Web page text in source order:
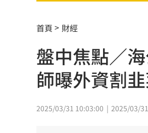
高雄親子遊樂園區
突破中國打壓！台
地震衝擊九州觀光
新／有望放颱風假?8
別以為學生不罰！
首頁 財經
盤中焦點／
師曝外資割
2025/03/31 10:03:00 2025/03/